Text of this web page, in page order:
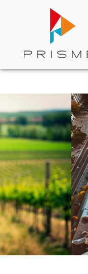
Locations-